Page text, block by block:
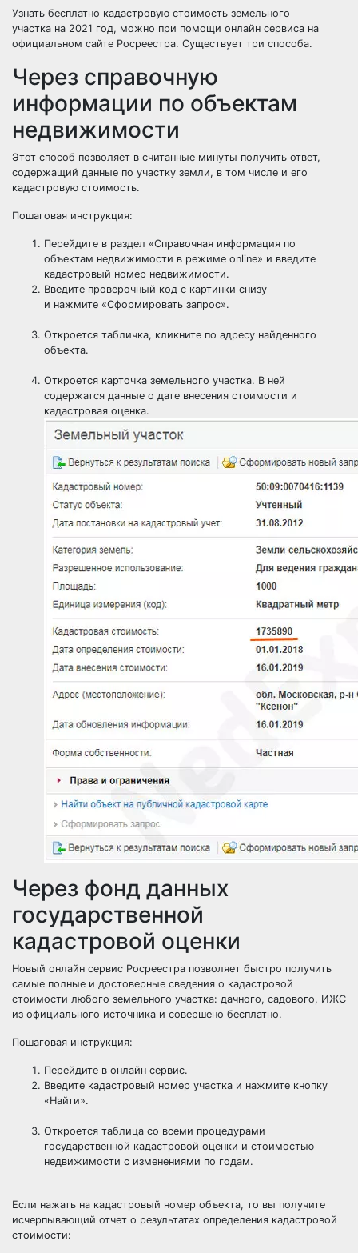
Узнать бесплатно кадастровую стоимость земельного
участка на 2021 год, можно при помощи онлайн сервиса на
официальном сайте Росреестра. Существует три способа.
Через справочную
информации по объектам
недвижимости
Этот способ позволяет в считанные минуты получить ответ,
содержащий данные по участку земли, в том числе и его
кадастровую стоимость.
Пошаговая инструкция:
Перейдите в раздел «Справочная информация по
объектам недвижимости в режиме online» и введите
кадастровый номер недвижимости.
Введите проверочный код с картинки снизу
и нажмите «Сформировать запрос».
Откроется табличка, кликните по адресу найденного
объекта.
Откроется карточка земельного участка. В ней
содержатся данные о дате внесения стоимости и
кадастровая оценка.
Через фонд данных
государственной
кадастровой оценки
Новый онлайн сервис Росреестра позволяет быстро получить
самые полные и достоверные сведения о кадастровой
стоимости любого земельного участка: дачного, садового, ИЖС
из официального источника и совершено бесплатно.
Пошаговая инструкция:
Перейдите в онлайн сервис.
Введите кадастровый номер участка и нажмите кнопку
«Найти».
Откроется таблица со всеми процедурами
государственной кадастровой оценки и стоимостью
недвижимости с изменениями по годам.
Если нажать на кадастровый номер объекта, то вы получите
исчерпывающий отчет о результатах определения кадастровой
стоимости: